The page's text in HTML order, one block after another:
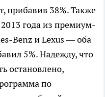
прибавив 38%. Также
2013 года из премиум-
Benz и Lexus — оба
5%. Надежду, что
остановлено,
по